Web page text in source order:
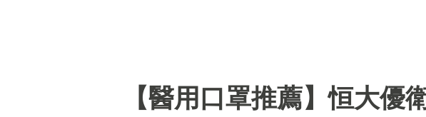
【醫用口罩推薦】恒大優